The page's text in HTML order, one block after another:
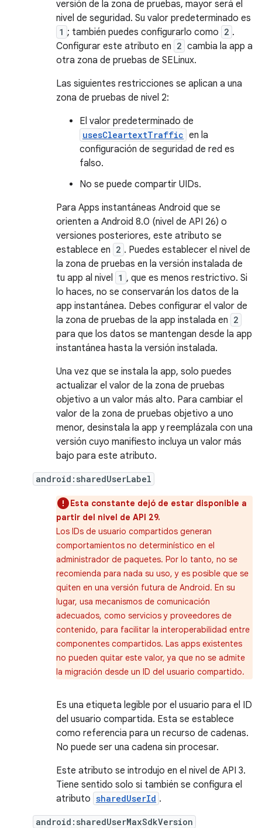
versión de la zona de pruebas, mayor será el
nivel de seguridad. Su valor predeterminado es
1 ; también puedes configurarlo como 2 .
Configurar este atributo en 2 cambia la app a
otra zona de pruebas de SELinux.
Las siguientes restricciones se aplican a una
zona de pruebas de nivel 2:
El valor predeterminado de
usesCleartextTraffic en la
configuración de seguridad de red es
falso.
No se puede compartir UIDs.
Para Apps instantáneas Android que se
orienten a Android 8.0 (nivel de API 26) o
versiones posteriores, este atributo se
establece en 2 . Puedes establecer el nivel de
la zona de pruebas en la versión instalada de
tu app al nivel 1 , que es menos restrictivo. Si
lo haces, no se conservarán los datos de la
app instantánea. Debes configurar el valor de
la zona de pruebas de la app instalada en 2
para que los datos se mantengan desde la app
instantánea hasta la versión instalada.
Una vez que se instala la app, solo puedes
actualizar el valor de la zona de pruebas
objetivo a un valor más alto. Para cambiar el
valor de la zona de pruebas objetivo a uno
menor, desinstala la app y reemplázala con una
versión cuyo manifiesto incluya un valor más
bajo para este atributo.
android:sharedUserLabel
Esta constante dejó de estar disponible a
partir del nivel de API 29.
Los IDs de usuario compartidos generan
comportamientos no determinístico en el
administrador de paquetes. Por lo tanto, no se
recomienda para nada su uso, y es posible que se
quiten en una versión futura de Android. En su
lugar, usa mecanismos de comunicación
adecuados, como servicios y proveedores de
contenido, para facilitar la interoperabilidad entre
componentes compartidos. Las apps existentes
no pueden quitar este valor, ya que no se admite
la migración desde un ID del usuario compartido.
Es una etiqueta legible por el usuario para el ID
del usuario compartida. Esta se establece
como referencia para un recurso de cadenas.
No puede ser una cadena sin procesar.
Este atributo se introdujo en el nivel de API 3.
Tiene sentido solo si también se configura el
atributo sharedUserId .
android:sharedUserMaxSdkVersion